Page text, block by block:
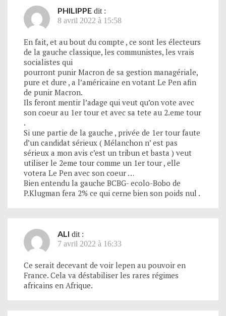
PHILIPPE dit :
8 avril 2022 à 15:58
En fait, et au bout du compte , ce sont les électeurs
de la gauche classique, les communistes, les vrais
socialistes qui
pourront punir Macron de sa gestion managériale,
pure et dure , a l’américaine en votant Le Pen afin
de punir Macron.
Ils feront mentir l’adage qui veut qu’on vote avec
son coeur au 1er tour et avec sa tete au 2.eme tour
.
Si une partie de la gauche , privée de 1er tour faute
d’un candidat sérieux ( Mélanchon n’ est pas
sérieux a mon avis c’est un tribun et basta ) veut
utiliser le 2eme tour comme un 1er tour , elle
votera Le Pen avec son coeur …
Bien entendu la gauche BCBG- ecolo-Bobo de
P.Klugman fera 2% ce qui cerne bien son poids nul .
ALI dit :
7 avril 2022 à 16:33
Ce serait decevant de voir lepen au pouvoir en
France. Cela va déstabiliser les rares régimes
africains en Afrique.